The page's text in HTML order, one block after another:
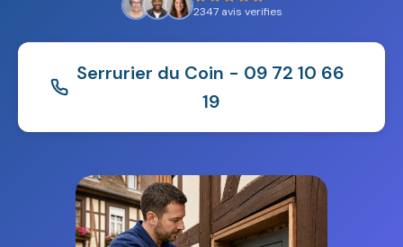
2347 avis verifies
Serrurier du Coin - 09 72 10 66
19